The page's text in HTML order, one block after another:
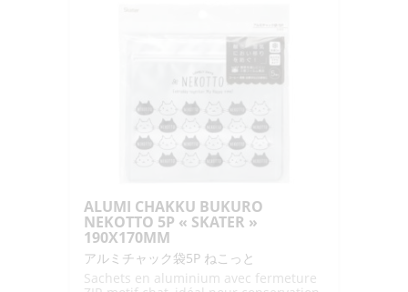
ALUMI CHAKKU BUKURO
NEKOTTO 5P « SKATER »
190X170MM
アルミチャック袋5P ねこっと
Sachets en aluminium avec fermeture